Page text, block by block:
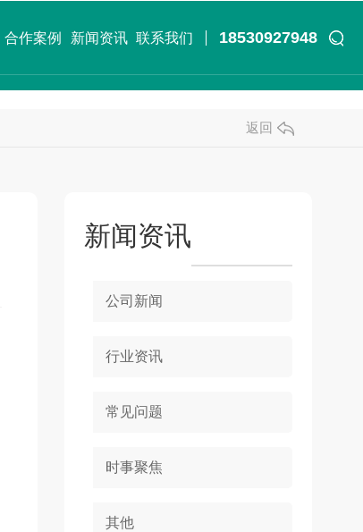
合作案例 新闻资讯 联系我们 18530927948
返回
新闻资讯
公司新闻
行业资讯
常见问题
时事聚焦
其他